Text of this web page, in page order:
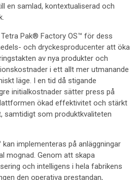
en samlad, kontextualiserad och
Pak® Factory OS™ för dess
och dryckesproducenter att öka
av nya produkter och
i ett allt mer utmanande
läge. I en tid då stigande
initialkostnader sätter press på
ökad effektivitet och stärkt
samtidigt som produktkvaliteten
implementeras på anläggningar
mognad. Genom att skapa
och intelligens i hela fabrikens
den operativa prestandan,